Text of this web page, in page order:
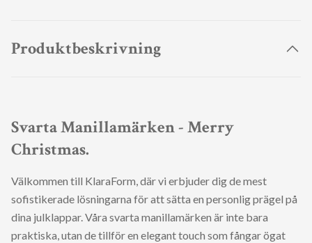
Produktbeskrivning
Svarta Manillamärken - Merry
Christmas.
Välkommen till KlaraForm, där vi erbjuder dig de mest
sofistikerade lösningarna för att sätta en personlig prägel på
dina julklappar. Våra svarta manillamärken är inte bara
praktiska, utan de tillför en elegant touch som fångar ögat